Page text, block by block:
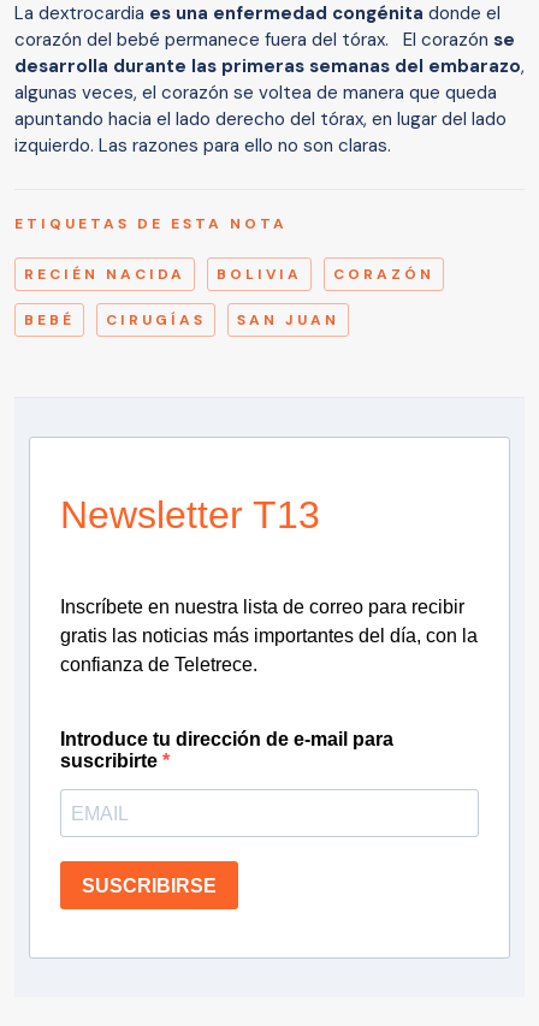
La dextrocardia es una enfermedad congénita donde el
corazón del bebé permanece fuera del tórax. El corazón se
desarrolla durante las primeras semanas del embarazo,
algunas veces, el corazón se voltea de manera que queda
apuntando hacia el lado derecho del tórax, en lugar del lado
izquierdo. Las razones para ello no son claras.
ETIQUETAS DE ESTA NOTA
RECIÉN NACIDA BOLIVIA CORAZÓN
BEBÉ CIRUGÍAS SAN JUAN
Newsletter T13
Inscríbete en nuestra lista de correo para recibir
gratis las noticias más importantes del día, con la
confianza de Teletrece.
Introduce tu dirección de e-mail para
suscribirte
SUSCRIBIRSE